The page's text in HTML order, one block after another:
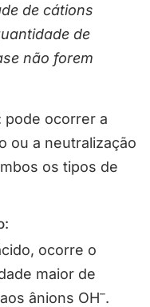
de cátions
de
não forem
pode ocorrer a
ou a neutralização
os tipos de
ocorre o
maior de
ânions OH–.